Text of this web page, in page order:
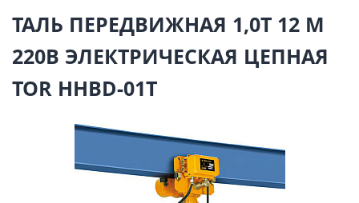
ТАЛЬ ПЕРЕДВИЖНАЯ 1,0Т 12 М
220В ЭЛЕКТРИЧЕСКАЯ ЦЕПНАЯ
TOR HHBD-01T